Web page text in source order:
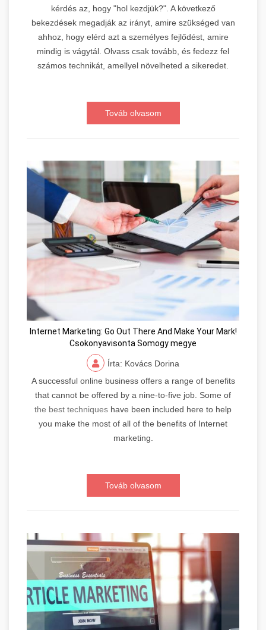
kérdés az, hogy "hol kezdjük?". A következő
bekezdések megadják az irányt, amire szükséged van
ahhoz, hogy elérd azt a személyes fejlődést, amire
mindig is vágytál. Olvass csak tovább, és fedezz fel
számos technikát, amellyel növelheted a sikeredet.
Továb olvasom
Internet Marketing: Go Out There And Make Your Mark!
Csokonyavisonta Somogy megye
Írta: Kovács Dorina
A successful online business offers a range of benefits
that cannot be offered by a nine-to-five job. Some of
the best techniques have been included here to help
you make the most of all of the benefits of Internet
marketing.
Továb olvasom